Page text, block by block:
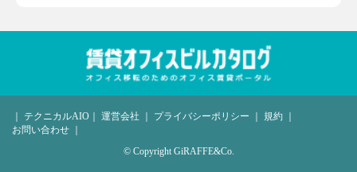
｜ テクニカルAIO ｜ 運営会社 ｜ プライバシーポリシー ｜ 規約 ｜
お問い合わせ ｜
© Copyright GiRAFFE&Co.